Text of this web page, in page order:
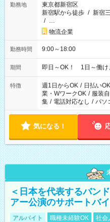
勤務地
東京都新宿区
新宿駅から徒歩 / 新宿
/ …
物流企業
勤務時間 9:00～18:00
期間 即日～OK！ 1日～働け
特徴 週1日からOK / 日払いOK
業・WワークOK / 服装
集 / 電話対応なし / パソ
気になる！
＜日本を代表するバン
アー公演のサポートバ
アルバイト 職種未経験OK 社会